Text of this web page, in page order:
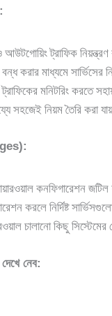
আউটগোয়িং ট্রাফিক
বন্ধ করার মাধ্যমে সার্ভিসের
ট্রাফিকের মনিটরিং করতে
নিয়ম তৈরি করা যায়
কনফিগারেশন
করলে নির্দিষ্ট
চালানো কিছু
দেখে নেব: